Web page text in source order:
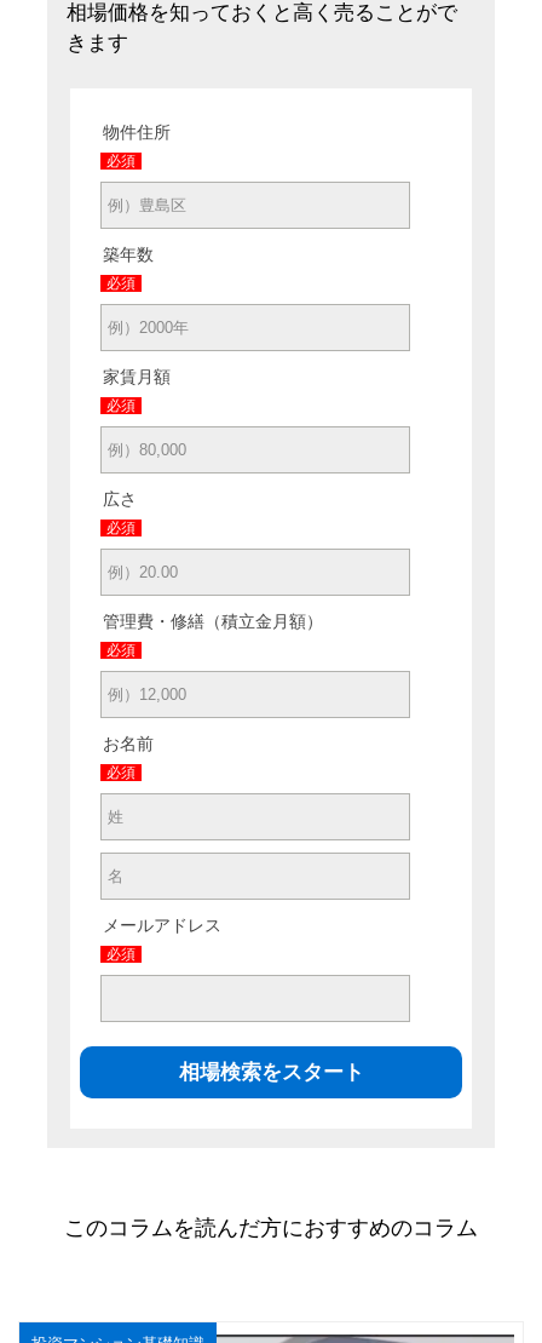
相場価格を知っておくと高く売ることがで
きます
物件住所
必須
築年数
必須
家賃月額
必須
広さ
必須
管理費・修繕（積立金月額）
必須
お名前
必須
メールアドレス
必須
このコラムを読んだ方におすすめのコラム